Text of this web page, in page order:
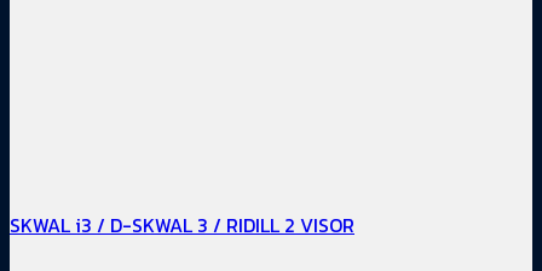
SKWAL i3 / D-SKWAL 3 / RIDILL 2 VISOR